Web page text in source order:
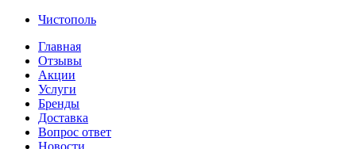
Чистополь
Главная
Отзывы
Акции
Услуги
Бренды
Доставка
Вопрос ответ
Новости